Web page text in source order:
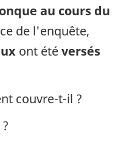
au cours du
de l'enquête,
ont étéversés
couvre-t-il ?